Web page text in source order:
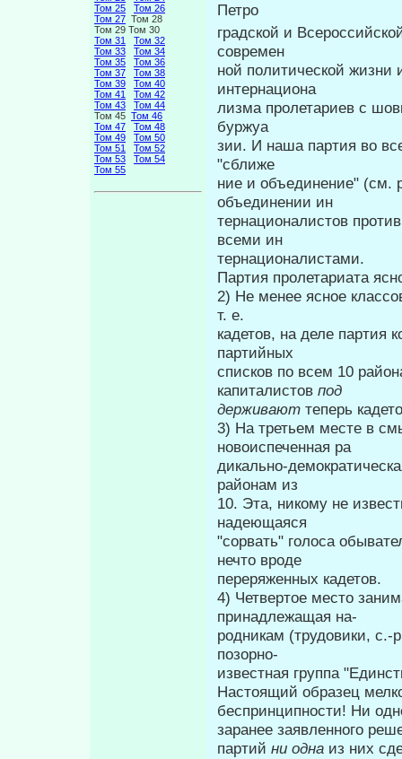
Том 25
Том 26
Том 27 Том 28
Том 29 Том 30
Том 31
Том 32
Том 33
Том 34
Том 35
Том 36
Том 37
Том 38
Том 39
Том 40
Том 41
Том 42
Том 43
Том 44
Том 45 Том 46
Том 47
Том 48
Том 49
Том 50
Том 51
Том 52
Том 53
Том 54
Том 55
Петро­
градской и
современ­
ной политической
интернациона­
лизма пролетариев с
буржуа­
зии. И наша партия во
"сближе­
ние и объединение" (см.
объединении ин­
тернационалистов
всеми ин­
тернационалистами.
Партия пролетариата
2) Не менее ясное
т. е.
кадетов, на деле партия
партийных
списков по всем 10
капиталистов под­
держивают теперь
3) На третьем месте в
новоиспеченная ра­
дикально-
районам из
10. Эта, никому не
надеющаяся
"сорвать" голоса
нечто вроде
переряженных кадетов.
4) Четвертое место
принадлежащая на-
родникам (трудовики,
позорно-
известная группа
Настоящий образец
беспринципности! Ни
заранее заявленного
партий ни одна из них